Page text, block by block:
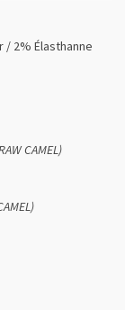
/ 2% Élasthanne
CAMEL)